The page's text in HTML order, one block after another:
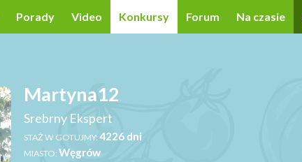
Porady Video Konkursy Forum Na czasie
Martyna12
Srebrny Ekspert
STAŻ W GOTUJMY: 4226 dni
MIASTO: Węgrów